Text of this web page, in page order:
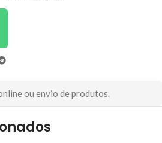
ou envio de produtos.